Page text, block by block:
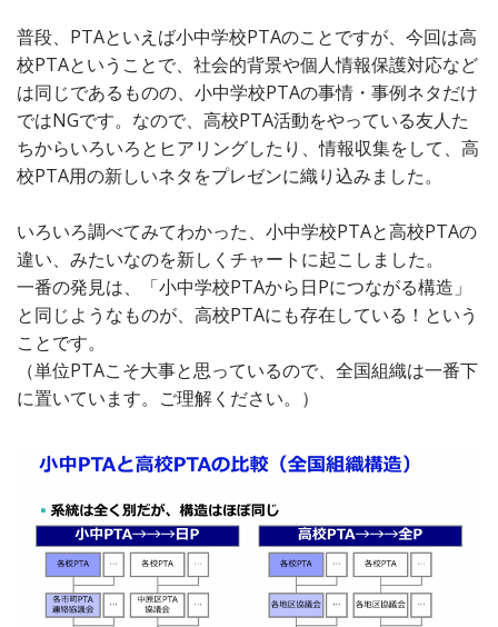
普段、PTAといえば小中学校PTAのことですが、今回は高
校PTAということで、社会的背景や個人情報保護対応など
は同じであるものの、小中学校PTAの事情・事例ネタだけ
ではNGです。なので、高校PTA活動をやっている友人た
ちからいろいろとヒアリングしたり、情報収集をして、高
校PTA用の新しいネタをプレゼンに織り込みました。
いろいろ調べてみてわかった、小中学校PTAと高校PTAの
違い、みたいなのを新しくチャートに起こしました。
一番の発見は、「小中学校PTAから日Pにつながる構造」
と同じようなものが、高校PTAにも存在している！という
ことです。
（単位PTAこそ大事と思っているので、全国組織は一番下
に置いています。ご理解ください。）